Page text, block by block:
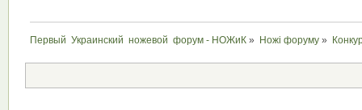
Первый  Украинский  ножевой  форум - НОЖиК » Ножі форуму »